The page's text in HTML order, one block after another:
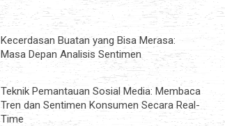
Kecerdasan Buatan yang Bisa Merasa:
Masa Depan Analisis Sentimen
Teknik Pemantauan Sosial Media: Membaca
Tren dan Sentimen Konsumen Secara Real-
Time